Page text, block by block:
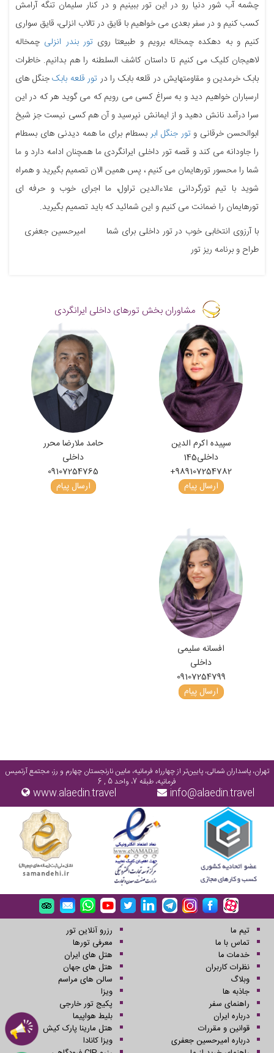
چشمه آب شور دنیا رو در این تور ببینیم و در کنار سلیمان تنگه آرامش
کسب کنیم و در سفر بعدی می خواهیم با قایق در تالاب انزلی، قایق سواری
کنیم و به دهکده چمخاله برویم و طبیعتا رویتور بندر انزلی چمخاله
لاهیجان کلیک می کنیم تا داستان کاشف السلطنه را هم بدانیم. خاطرات
بابک خرمدین و مقاومتهایش در قلعه بابک را در تور قلعه بابکجنگل های
ارسباران خواهیم دید و به سراغ کسی می رویم که می گوید هر که در این
سرا درآمد نانش دهید و از ایمانش نپرسید و آن هم کسی نیست جز شیخ
ابوالحسن خرقانی وتور جنگل ابر بسطام برای ما همه دیدنی های بسطام
را جاودانه می کند و قصه تور داخلی ایرانگردی ما همچنان ادامه دارد و ما
شما را محسور تورهایمان می کنیم ، پس همین الان تصمیم بگیرید و همراه
شوید با تیم تورگردانی علاءالدین تراول، ما اجرای خوب و حرفه ای
تورهایمان را ضمانت می کنیم و این شمائید که باید تصمیم بگیرید.
با آرزوی انتخابی خوب در تور داخلی برای شما امیرحسین جعفری
طراح و برنامه ریز تور
مشاوران بخش تورهای داخلی ایرانگردی
سپیده اکرم الدین
داخلی145
+989107254782
ارسال پیام
حامد ملارضا محرر
داخلی
09107254765
ارسال پیام
افسانه سلیمی
داخلی
09107254799
ارسال پیام
تهران، پاسداران شمالی، پایین‌تر از چهارراه فرمانیه، مابین نارنجستان چهارم و رز، مجتمع آرتمیس
فرمانیه، طبقه 7، واحد 5 , 6
info@alaedin.travel
www.alaedin.travel
تیم ما
تماس با ما
خدمات ما
نظرات کاربران
وبلاگ
جاذبه ها
راهنمای سفر
درباره ایران
قوانین و مقررات
درباره امیرحسین جعفری
رزرو آنلاین تور
معرفی تورها
هتل های ایران
هتل های جهان
سالن های مراسم
ویزا
پکیج تور خارجی
بلیط هواپیما
هتل مارینا پارک کیش
ویزا کانادا